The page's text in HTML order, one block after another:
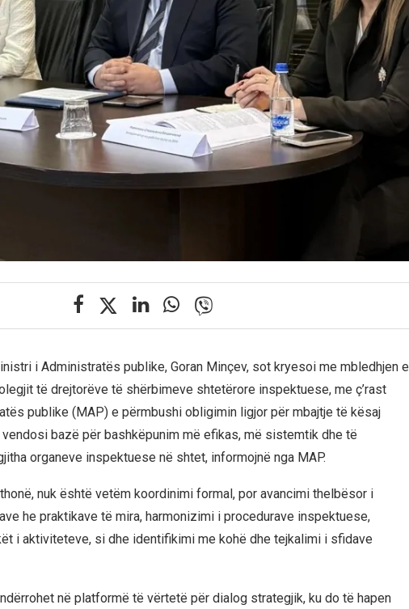
i Administratës publike, Goran Minçev, sot kryesoi me mbledhjen e
të drejtorëve të shërbimeve shtetërore inspektuese, me ç’rast
publike (MAP) e përmbushi obligimin ligjor për mbajtje të kësaj
bazë për bashkëpunim më efikas, më sistemtik dhe të
organeve inspektuese në shtet, informojnë nga MAP.
nuk është vetëm koordinimi formal, por avancimi thelbësor i
he praktikave të mira, harmonizimi i procedurave inspektuese,
i aktiviteteve, si dhe identifikimi me kohë dhe tejkalimi i sfidave
në platformë të vërtetë për dialog strategjik, ku do të hapen